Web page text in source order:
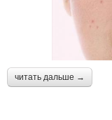
читать дальше →